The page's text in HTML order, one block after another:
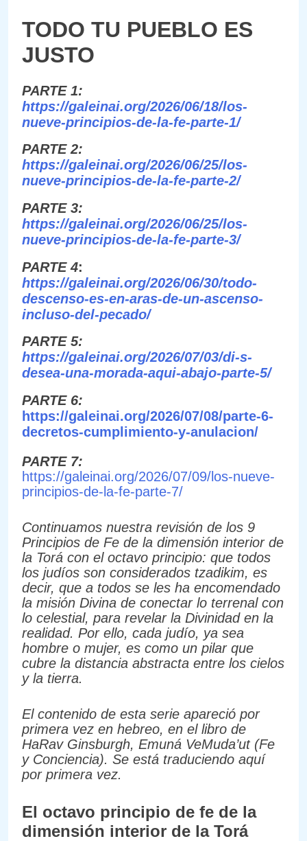
TODO TU PUEBLO ES
JUSTO
PARTE 1:
https://galeinai.org/2026/06/18/los-
nueve-principios-de-la-fe-parte-1/
PARTE 2:
https://galeinai.org/2026/06/25/los-
nueve-principios-de-la-fe-parte-2/
PARTE 3:
https://galeinai.org/2026/06/25/los-
nueve-principios-de-la-fe-parte-3/
PARTE 4:
https://galeinai.org/2026/06/30/todo-
descenso-es-en-aras-de-un-ascenso-
incluso-del-pecado/
PARTE 5:
https://galeinai.org/2026/07/03/di-s-
desea-una-morada-aqui-abajo-parte-5/
PARTE 6:
https://galeinai.org/2026/07/08/parte-6-
decretos-cumplimiento-y-anulacion/
PARTE 7:
https://galeinai.org/2026/07/09/los-nueve-
principios-de-la-fe-parte-7/
Continuamos nuestra revisión de los 9
Principios de Fe de la dimensión interior de
la Torá con el octavo principio: que todos
los judíos son considerados tzadikim, es
decir, que a todos se les ha encomendado
la misión Divina de conectar lo terrenal con
lo celestial, para revelar la Divinidad en la
realidad. Por ello, cada judío, ya sea
hombre o mujer, es como un pilar que
cubre la distancia abstracta entre los cielos
y la tierra.
El contenido de esta serie apareció por
primera vez en hebreo, en el libro de
HaRav Ginsburgh, Emuná VeMuda’ut (Fe
y Conciencia). Se está traduciendo aquí
por primera vez.
El octavo principio de fe de la
dimensión interior de la Torá